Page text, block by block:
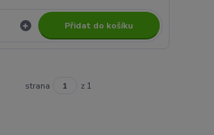
Přidat do košíku
strana z 1